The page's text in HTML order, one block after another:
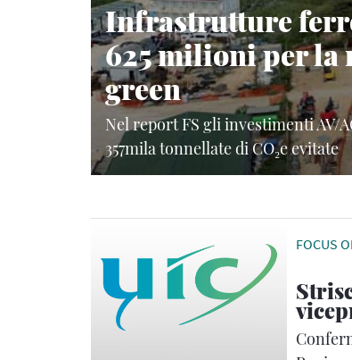
Infrastrutture
625 milioni per la
green
Nel report FS gli investimenti AV/
357mila tonnellate di CO₂e evitate
FOCUS